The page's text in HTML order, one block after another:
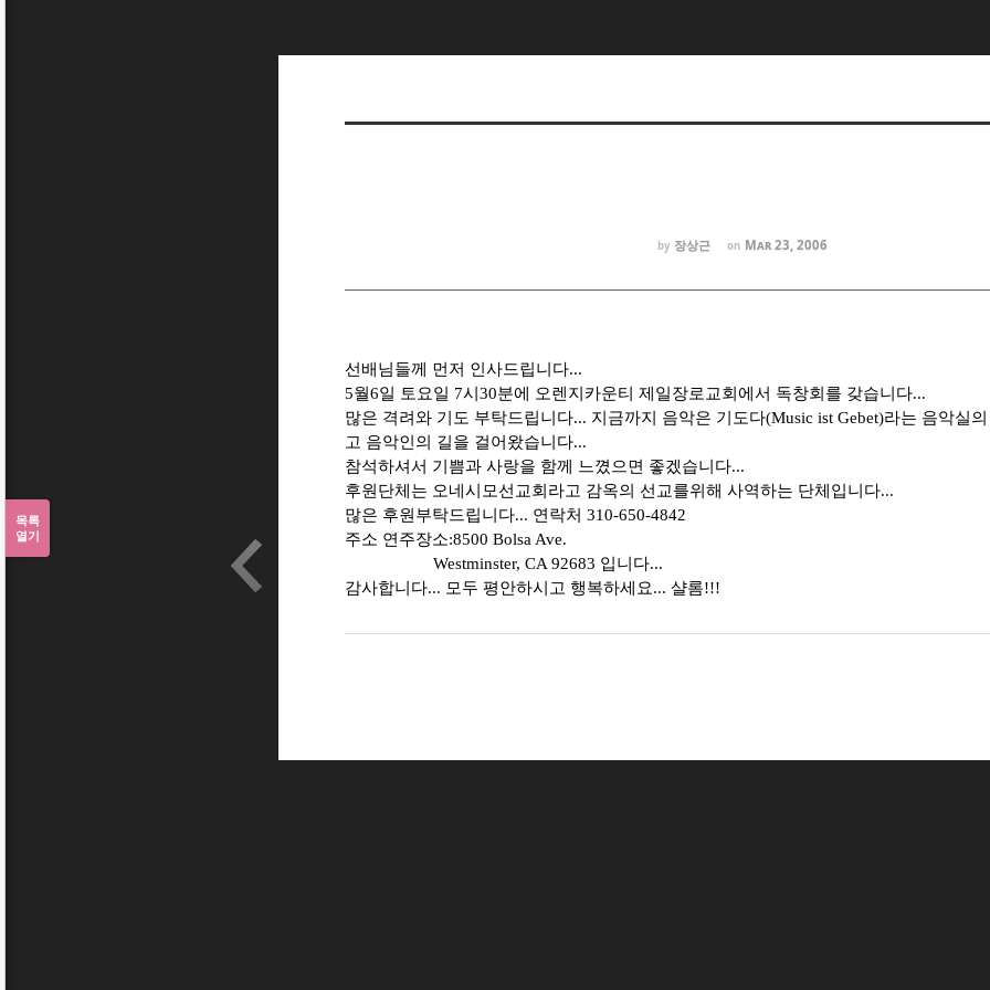
by 장상근 on Mar 23, 2006
선배님들께 먼저 인사드립니다...
5월6일 토요일 7시30분에 오렌지카운티 제일장로교회에서 독창회를 갖습니다...
많은 격려와 기도 부탁드립니다... 지금까지 음악은 기도다(Music ist Gebet)라는 음악실
고 음악인의 길을 걸어왔습니다...
참석하셔서 기쁨과 사랑을 함께 느꼈으면 좋겠습니다...
후원단체는 오네시모선교회라고 감옥의 선교를위해 사역하는 단체입니다...
많은 후원부탁드립니다... 연락처 310-650-4842
주소 연주장소:8500 Bolsa Ave.
Westminster, CA 92683 입니다...
감사합니다... 모두 평안하시고 행복하세요... 샬롬!!!
목록
열기